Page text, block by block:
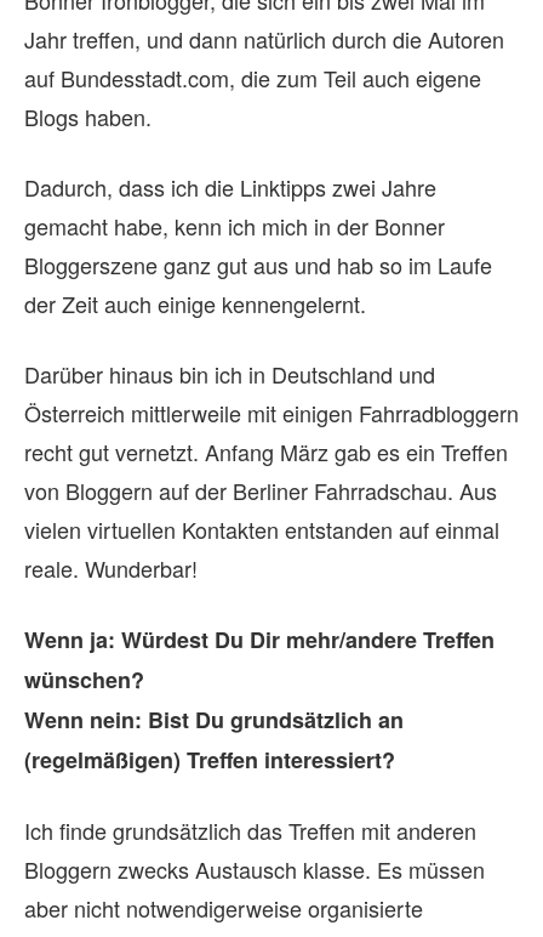
Jahr treffen, und dann natürlich durch die Autoren
auf Bundesstadt.com, die zum Teil auch eigene
Blogs haben.
Dadurch, dass ich die Linktipps zwei Jahre
gemacht habe, kenn ich mich in der Bonner
Bloggerszene ganz gut aus und hab so im Laufe
der Zeit auch einige kennengelernt.
Darüber hinaus bin ich in Deutschland und
Österreich mittlerweile mit einigen Fahrradbloggern
recht gut vernetzt. Anfang März gab es ein Treffen
von Bloggern auf der Berliner Fahrradschau. Aus
vielen virtuellen Kontakten entstanden auf einmal
reale. Wunderbar!
Wenn ja: Würdest Du Dir mehr/andere Treffen
wünschen?
Wenn nein: Bist Du grundsätzlich an
(regelmäßigen) Treffen interessiert?
Ich finde grundsätzlich das Treffen mit anderen
Bloggern zwecks Austausch klasse. Es müssen
aber nicht notwendigerweise organisierte